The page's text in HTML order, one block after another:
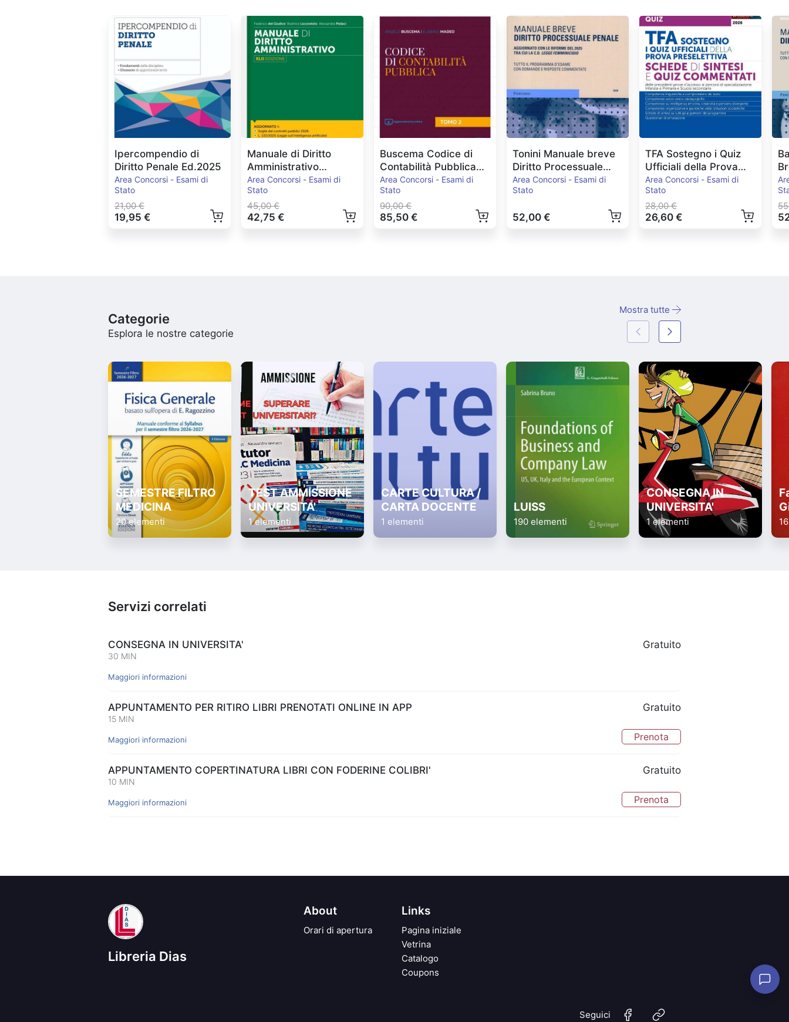
Ipercompendio di
Diritto Penale Ed.2025
Area Concorsi - Esami di
Stato
21,00 €
19,95 €
Manuale di Diritto
Amministrativo
Ed.2026
Area Concorsi - Esami di
Stato
45,00 €
42,75 €
Buscema Codice di
Contabilità Pubblica
2024
Area Concorsi - Esami di
Stato
90,00 €
85,50 €
Tonini Manuale breve
Diritto Processuale
Penale Ed.2026
Area Concorsi - Esami di
Stato
52,00 €
TFA Sostegno i Quiz
Ufficiali della Prova
Preselettiva
Area Concorsi - Esami di
Stato
28,00 €
26,60 €
Categorie
Esplora le nostre categorie
Mostra tutte
SEMESTRE FILTRO
MEDICINA
20 elementi
TEST AMMISSIONE
UNIVERSITA'
1 elementi
CARTE CULTURA /
CARTA DOCENTE
1 elementi
LUISS
190 elementi
CONSEGNA IN
UNIVERSITA'
1 elementi
Servizi correlati
CONSEGNA IN UNIVERSITA'
30 MIN
Gratuito
Maggiori informazioni
APPUNTAMENTO PER RITIRO LIBRI PRENOTATI ONLINE IN APP
15 MIN
Gratuito
Maggiori informazioni Prenota
APPUNTAMENTO COPERTINATURA LIBRI CON FODERINE COLIBRI'
10 MIN
Gratuito
Maggiori informazioni Prenota
Libreria Dias
About
Orari di apertura
Links
Pagina iniziale
Vetrina
Catalogo
Coupons
Seguici